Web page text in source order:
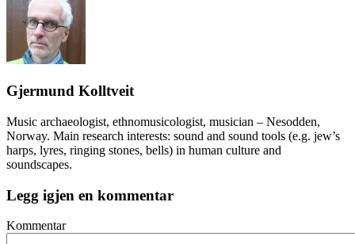
Gjermund Kolltveit
Music archaeologist, ethnomusicologist, musician – Nesodden,
Norway. Main research interests: sound and sound tools (e.g. jew’s
harps, lyres, ringing stones, bells) in human culture and
soundscapes.
Legg igjen en kommentar
Kommentar